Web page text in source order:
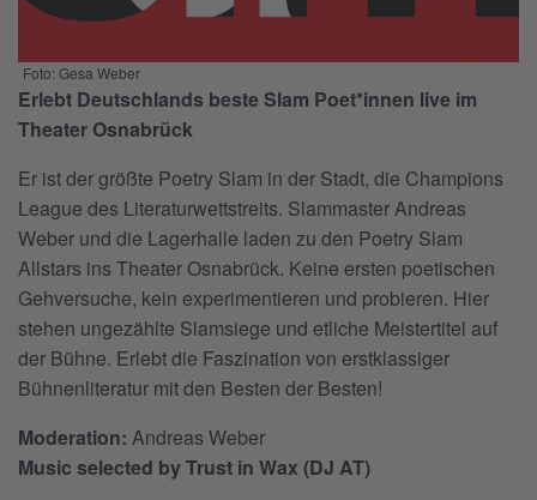
Foto: Gesa Weber
Erlebt Deutschlands beste Slam Poet*innen live im
Theater Osnabrück
Er ist der größte Poetry Slam in der Stadt, die Champions
League des Literaturwettstreits. Slammaster Andreas
Weber und die Lagerhalle laden zu den Poetry Slam
Allstars ins Theater Osnabrück. Keine ersten poetischen
Gehversuche, kein experimentieren und probieren. Hier
stehen ungezählte Slamsiege und etliche Meistertitel auf
der Bühne. Erlebt die Faszination von erstklassiger
Bühnenliteratur mit den Besten der Besten!
Moderation: Andreas Weber
Music selected by Trust in Wax (DJ AT)